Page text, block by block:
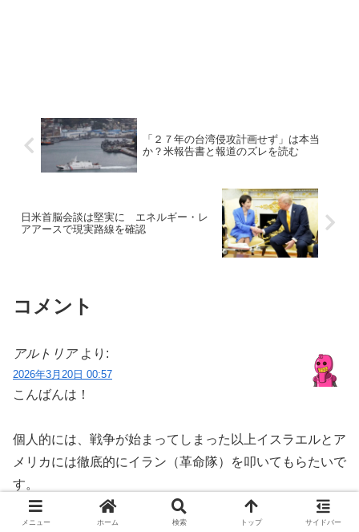
「２７年の台湾侵攻計画せず」は本当
か？米報告書と報道のズレを読む
日米首脳会談は堅実に エネルギー・レ
アアースで現実路線を確認
コメント
アルトリア より:
2026年3月20日 00:57
こんばんは！
個人的には、戦争が始まってしまった以上イスラエルとア
メリカには徹底的にイラン（革命隊）を叩いてもらたいで
す。
その後、ホルムズ海峡は湾岸諸国やらアメリカで共同統治
メニュー ホーム 検索 トップ サイドバー